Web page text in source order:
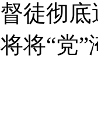
徒彻
将“党”